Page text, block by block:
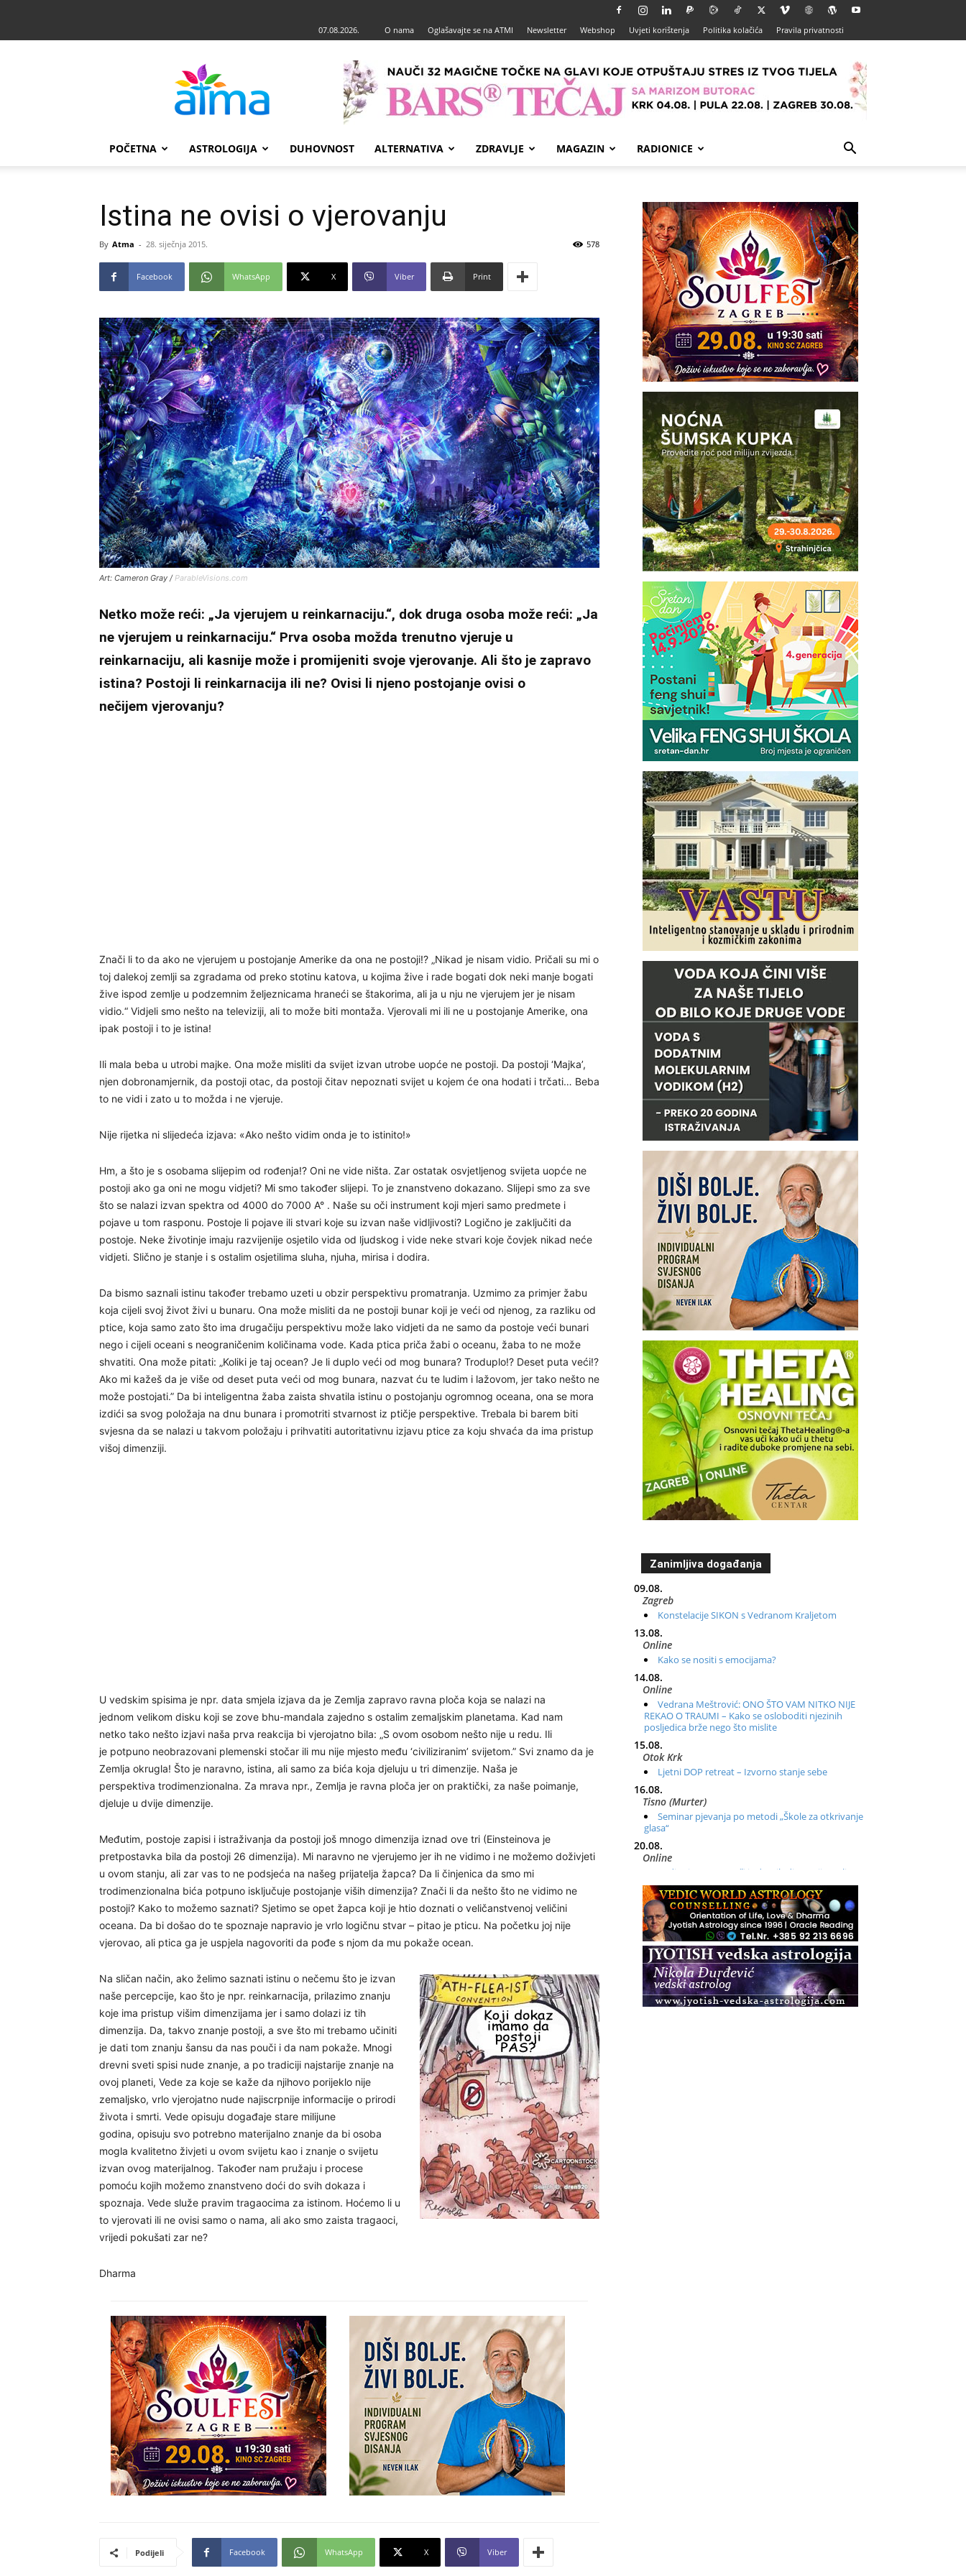
07.08.2026. O nama Oglašavajte se na ATMI Newsletter Webshop Uvjeti korištenja Politika kolačića Pravila privatnosti
POČETNA ASTROLOGIJA DUHOVNOST ALTERNATIVA ZDRAVLJE MAGAZIN RADIONICE
Istina ne ovisi o vjerovanju
By Atma - 28. siječnja 2015. 578
Facebook WhatsApp X Viber Print
Art: Cameron Gray /ParableVisions.com
Netko može reći: „Ja vjerujem u reinkarnaciju.“, dok druga osoba može reći: „Ja
ne vjerujem u reinkarnaciju.“ Prva osoba možda trenutno vjeruje u
reinkarnaciju, ali kasnije može i promijeniti svoje vjerovanje. Ali što je zapravo
istina? Postoji li reinkarnacija ili ne? Ovisi li njeno postojanje ovisi o
nečijem vjerovanju?
Znači li to da ako ne vjerujem u postojanje Amerike da ona ne postoji!? „Nikad je nisam vidio. Pričali su mi o
toj dalekoj zemlji sa zgradama od preko stotinu katova, u kojima žive i rade bogati dok neki manje bogati
žive ispod zemlje u podzemnim željeznicama hraneći se štakorima, ali ja u nju ne vjerujem jer je nisam
vidio.“ Vidjeli smo nešto na televiziji, ali to može biti montaža. Vjerovali mi ili ne u postojanje Amerike, ona
ipak postoji i to je istina!
Ili mala beba u utrobi majke. Ona može misliti da svijet izvan utrobe uopće ne postoji. Da postoji ‘Majka’,
njen dobronamjernik, da postoji otac, da postoji čitav nepoznati svijet u kojem će ona hodati i trčati… Beba
to ne vidi i zato u to možda i ne vjeruje.
Nije rijetka ni slijedeća izjava: «Ako nešto vidim onda je to istinito!»
Hm, a što je s osobama slijepim od rođenja!? Oni ne vide ništa. Zar ostatak osvjetljenog svijeta uopće ne
postoji ako ga oni ne mogu vidjeti? Mi smo također slijepi. To je znanstveno dokazano. Slijepi smo za sve
što se nalazi izvan spektra od 4000 do 7000 A° . Naše su oči instrument koji mjeri samo predmete i
pojave u tom rasponu. Postoje li pojave ili stvari koje su izvan naše vidljivosti? Logično je zaključiti da
postoje. Neke životinje imaju razvijenije osjetilo vida od ljudskog i vide neke stvari koje čovjek nikad neće
vidjeti. Slično je stanje i s ostalim osjetilima sluha, njuha, mirisa i dodira.
Da bismo saznali istinu također trebamo uzeti u obzir perspektivu promatranja. Uzmimo za primjer žabu
koja cijeli svoj život živi u bunaru. Ona može misliti da ne postoji bunar koji je veći od njenog, za razliku od
ptice, koja samo zato što ima drugačiju perspektivu može lako vidjeti da ne samo da postoje veći bunari
nego i cijeli oceani s neograničenim količinama vode. Kada ptica priča žabi o oceanu, žaba to ne može
shvatiti. Ona može pitati: „Koliki je taj ocean? Je li duplo veći od mog bunara? Troduplo!? Deset puta veći!?
Ako mi kažeš da je više od deset puta veći od mog bunara, nazvat ću te ludim i lažovom, jer tako nešto ne
može postojati.” Da bi inteligentna žaba zaista shvatila istinu o postojanju ogromnog oceana, ona se mora
izdići sa svog položaja na dnu bunara i promotriti stvarnost iz ptičje perspektive. Trebala bi barem biti
svjesna da se nalazi u takvom položaju i prihvatiti autoritativnu izjavu ptice za koju shvaća da ima pristup
višoj dimenziji.
U vedskim spisima je npr. data smjela izjava da je Zemlja zapravo ravna ploča koja se nalazi na
jednom velikom disku koji se zove bhu-mandala zajedno s ostalim zemaljskim planetama. Kad nam
netko tako nešto izjavi naša prva reakcija bi vjerojatno bila: „S ovom osobom nešto nije u redu. Ili
je potpuno neobrazovani plemenski stočar ili mu nije mjesto među ‘civiliziranim’ svijetom.” Svi znamo da je
Zemlja okrugla! Što je naravno, istina, ali samo za bića koja djeluju u tri dimenzije. Naša je
perspektiva trodimenzionalna. Za mrava npr., Zemlja je ravna ploča jer on praktički, za naše poimanje,
djeluje u dvije dimenzije.
Međutim, postoje zapisi i istraživanja da postoji još mnogo dimenzija iznad ove tri (Einsteinova je
pretpostavka bila da postoji 26 dimenzija). Mi naravno ne vjerujemo jer ih ne vidimo i ne možemo doživjeti
u ovom stanju, ali zar vas to ne podsjeća na našeg prijatelja žapca? Da li činjenica da smo mi
trodimenzionalna bića potpuno isključuje postojanje viših dimenzija? Znači li da nešto što ne vidimo ne
postoji? Kako to možemo saznati? Sjetimo se opet žapca koji je htio doznati o veličanstvenoj veličini
oceana. Da bi došao do te spoznaje napravio je vrlo logičnu stvar – pitao je pticu. Na početku joj nije
vjerovao, ali ptica ga je uspjela nagovoriti da pođe s njom da mu pokaže ocean.
Na sličan način, ako želimo saznati istinu o nečemu što je izvan
naše percepcije, kao što je npr. reinkarnacija, prilazimo znanju
koje ima pristup višim dimenzijama jer i samo dolazi iz tih
dimenzija. Da, takvo znanje postoji, a sve što mi trebamo učiniti
je dati tom znanju šansu da nas pouči i da nam pokaže. Mnogi
drevni sveti spisi nude znanje, a po tradiciji najstarije znanje na
ovoj planeti, Vede za koje se kaže da njihovo porijeklo nije
zemaljsko, vrlo vjerojatno nude najiscrpnije informacije o prirodi
života i smrti. Vede opisuju događaje stare milijune
godina, opisuju svo potrebno materijalno znanje da bi osoba
mogla kvalitetno živjeti u ovom svijetu kao i znanje o svijetu
izvan ovog materijalnog. Također nam pružaju i procese
pomoću kojih možemo znanstveno doći do svih dokaza i
spoznaja. Vede služe pravim tragaocima za istinom. Hoćemo li u
to vjerovati ili ne ovisi samo o nama, ali ako smo zaista tragaoci,
vrijedi pokušati zar ne?
Dharma
Podijeli Facebook WhatsApp X Viber
Zanimljiva događanja
09.08.
Zagreb
Konstelacije SIKON s Vedranom Kraljetom
13.08.
Online
Kako se nositi s emocijama?
14.08.
Online
Vedrana Meštrović: ONO ŠTO VAM NITKO NIJE
REKAO O TRAUMI – Kako se osloboditi njezinih
posljedica brže nego što mislite
15.08.
Otok Krk
Ljetni DOP retreat – Izvorno stanje sebe
16.08.
Tisno (Murter)
Seminar pjevanja po metodi „Škole za otkrivanje
glasa“
20.08.
Online
Radionica: Pomagači iz drugih dimenzija Online –
otvoreno za sve
21.08.
Zagreb+Online
Osnovni ThetaHealing® tečaj, Zagreb i Online
22.08.
Pula
Access BARS®, otpusti stres
23.08.
Pula